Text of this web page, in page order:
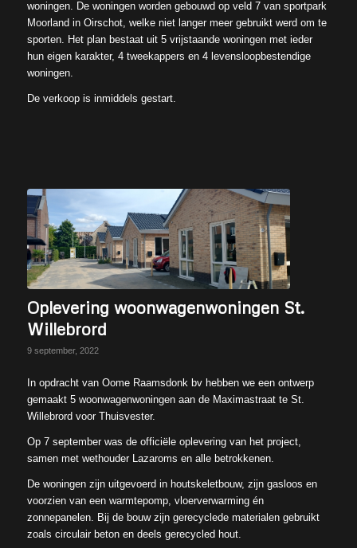
woningen. De woningen worden gebouwd op veld 7 van sportpark
Moorland in Oirschot, welke niet langer meer gebruikt werd om te
sporten. Het plan bestaat uit 5 vrijstaande woningen met ieder
hun eigen karakter, 4 tweekappers en 4 levensloopbestendige
woningen.
De verkoop is inmiddels gestart.
Oplevering woonwagenwoningen St.
Willebrord
9 september, 2022
In opdracht van Oome Raamsdonk bv hebben we een ontwerp
gemaakt 5 woonwagenwoningen aan de Maximastraat te St.
Willebrord voor Thuisvester.
Op 7 september was de officiële oplevering van het project,
samen met wethouder Lazaroms en alle betrokkenen.
De woningen zijn uitgevoerd in houtskeletbouw, zijn gasloos en
voorzien van een warmtepomp, vloerverwarming én
zonnepanelen. Bij de bouw zijn gerecyclede materialen gebruikt
zoals circulair beton en deels gerecycled hout.